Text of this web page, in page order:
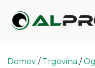
Domov / Trgovina /